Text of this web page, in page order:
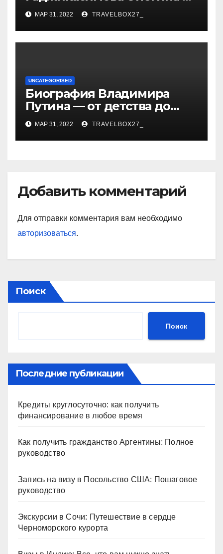
информация о жене и
детях
МАР 31, 2022 TRAVELBOX27_
UNCATEGORISED
Биография Владимира
Путина — от детства до
президентства
МАР 31, 2022 TRAVELBOX27_
Добавить комментарий
Для отправки комментария вам необходимо
авторизоваться.
Поиск
Поиск
Последние публикации
Кредиты круглосуточно: как получить
финансирование в любое время
Как получить гражданство Аргентины: Полное
руководство
Запись на визу в Посольство США: Пошаговое
руководство
Экскурсии в Сочи: Путешествие в сердце
Черноморского курорта